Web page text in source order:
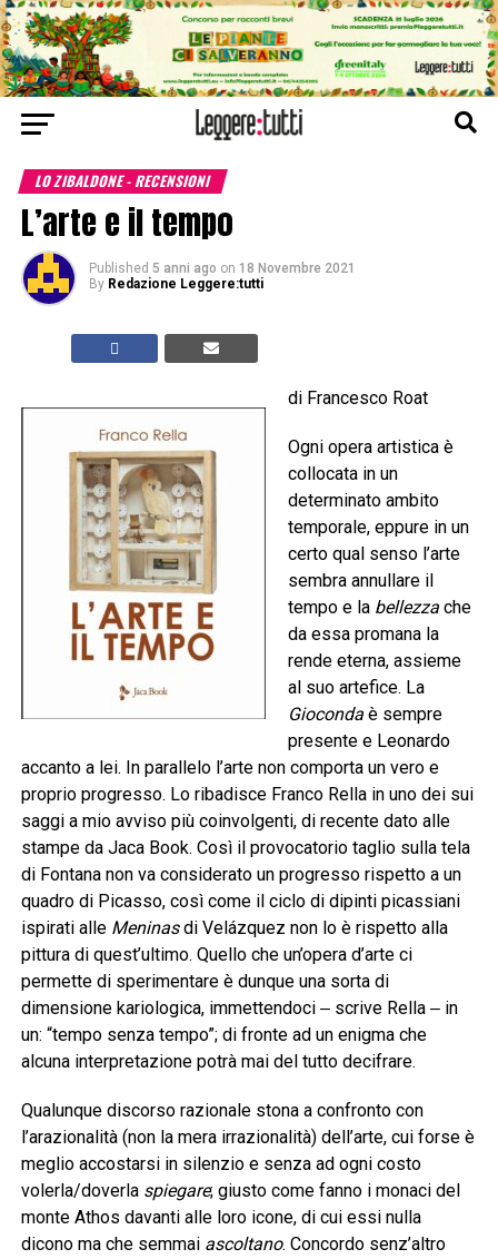
LO ZIBALDONE - RECENSIONI
L’arte e il tempo
Published 5 anni ago on 18 Novembre 2021
By Redazione Leggere:tutti
di Francesco Roat
Ogni opera artistica è
collocata in un
determinato ambito
temporale, eppure in un
certo qual senso l’arte
sembra annullare il
tempo e la bellezzache
da essa promana la
rende eterna, assieme
al suo artefice. La
Giocondaè sempre
presente e Leonardo
accanto a lei. In parallelo l’arte non comporta un vero e
proprio progresso. Lo ribadisce Franco Rella in uno dei sui
saggi a mio avviso più coinvolgenti, di recente dato alle
stampe da Jaca Book. Così il provocatorio taglio sulla tela
di Fontana non va considerato un progresso rispetto a un
quadro di Picasso, così come il ciclo di dipinti picassiani
ispirati alle Meninasdi Velázquez non lo è rispetto alla
pittura di quest’ultimo. Quello che un’opera d’arte ci
permette di sperimentare è dunque una sorta di
dimensione kariologica, immettendoci ‒ scrive Rella ‒ in
un: “tempo senza tempo”; di fronte ad un enigma che
alcuna interpretazione potrà mai del tutto decifrare.
Qualunque discorso razionale stona a confronto con
l’arazionalità (non la mera irrazionalità) dell’arte, cui forse è
meglio accostarsi in silenzio e senza ad ogni costo
volerla/doverla spiegare; giusto come fanno i monaci del
monte Athos davanti alle loro icone, di cui essi nulla
dicono ma che semmai ascoltano. Concordo senz’altro